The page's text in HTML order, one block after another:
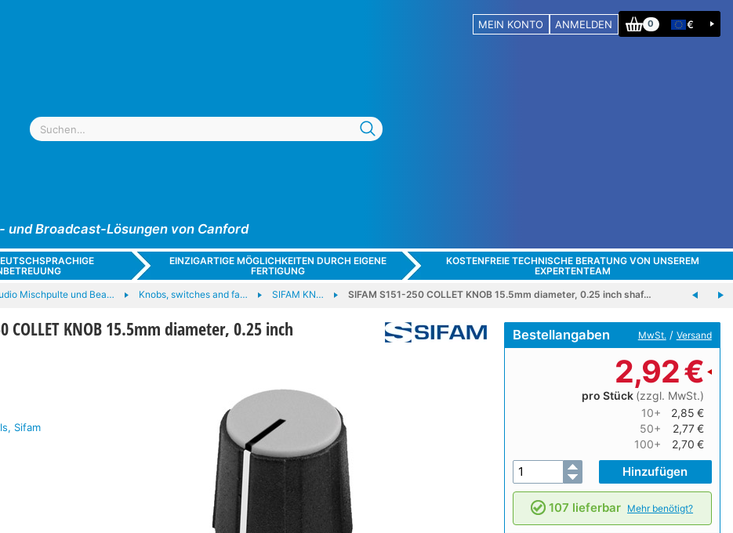
MEIN KONTO ANMELDEN 0 €
Broadcast-Lösungen von Canford
EINZIGARTIGE MÖGLICHKEITEN DURCH EIGENE
FERTIGUNG
KOSTENFREIE TECHNISCHE BERATUNG VON UNSEREM
EXPERTENTEAM
Mischpulte und Bea… Knobs, switches and fa… SIFAM KN… SIFAM S151-250 COLLET KNOB 15.5mm diameter, 0.25 inch shaf…
COLLET KNOB 15.5mm diameter, 0.25 inch
Sifam
Bestellangaben MwSt. / Versand
2,92€
pro Stück (zzgl. MwSt.)
10+
2,85 €
50+
2,77 €
100+
2,70 €
107 lieferbar Mehr benötigt?